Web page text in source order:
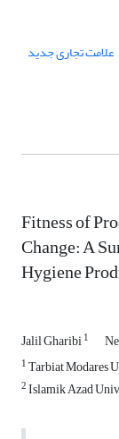
علامت تجاری جدید
Fitness of
Change: A
Hygiene
Jalil Gharibi1
1Tarbiat Modares
2Islamik Azad